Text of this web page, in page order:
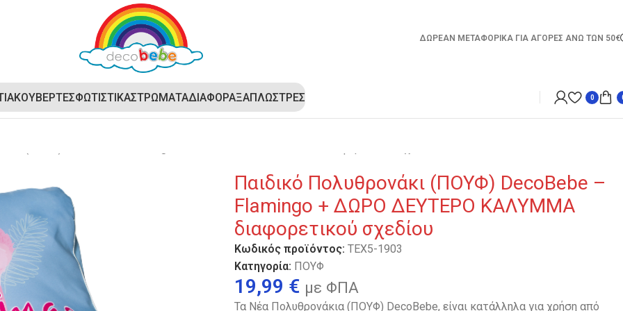
ΔΩΡΕΑΝ ΜΕΤΑΦΟΡΙΚΑ ΓΙΑ ΑΓΟΡΕΣ ΑΝΩ ΤΩΝ 50€
ΚΟΥΒΕΡΤΕΣΦΩΤΙΣΤΙΚΑΣΤΡΩΜΑΤΑΔΙΑΦΟΡΑΞΑΠΛΩΣΤΡΕΣ 0
Παιδικό Πολυθρονάκι (ΠΟΥΦ) DecoBebe –
Flamingo + ΔΩΡΟ ΔΕΥΤΕΡΟ ΚΑΛΥΜΜΑ
διαφορετικού σχεδίου
Κωδικός προϊόντος: TEX5-1903
Κατηγορία: ΠΟΥΦ
19,99 € με ΦΠΑ
Τα Νέα Πολυθρονάκια (ΠΟΥΦ) DecoBebe, είναι κατάλληλα για χρήση από